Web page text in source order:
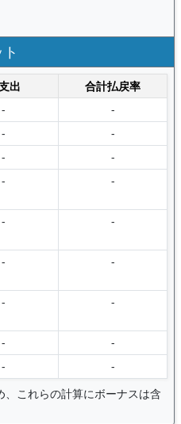
出
合計払戻率
-
-
-
-
-
-
- -
- -
- -
- -
-
-
-
-
これらの計算にボーナスは含